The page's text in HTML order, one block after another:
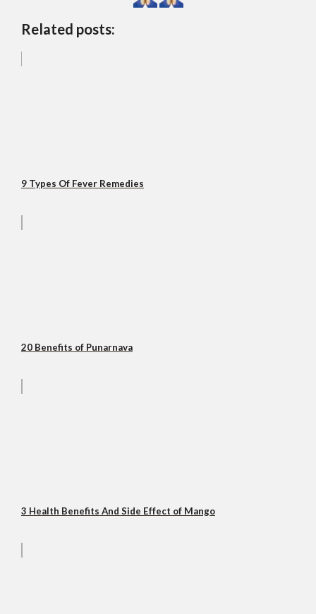
Related posts:
9 Types Of Fever Remedies
20 Benefits of Punarnava
3 Health Benefits And Side Effect of Mango